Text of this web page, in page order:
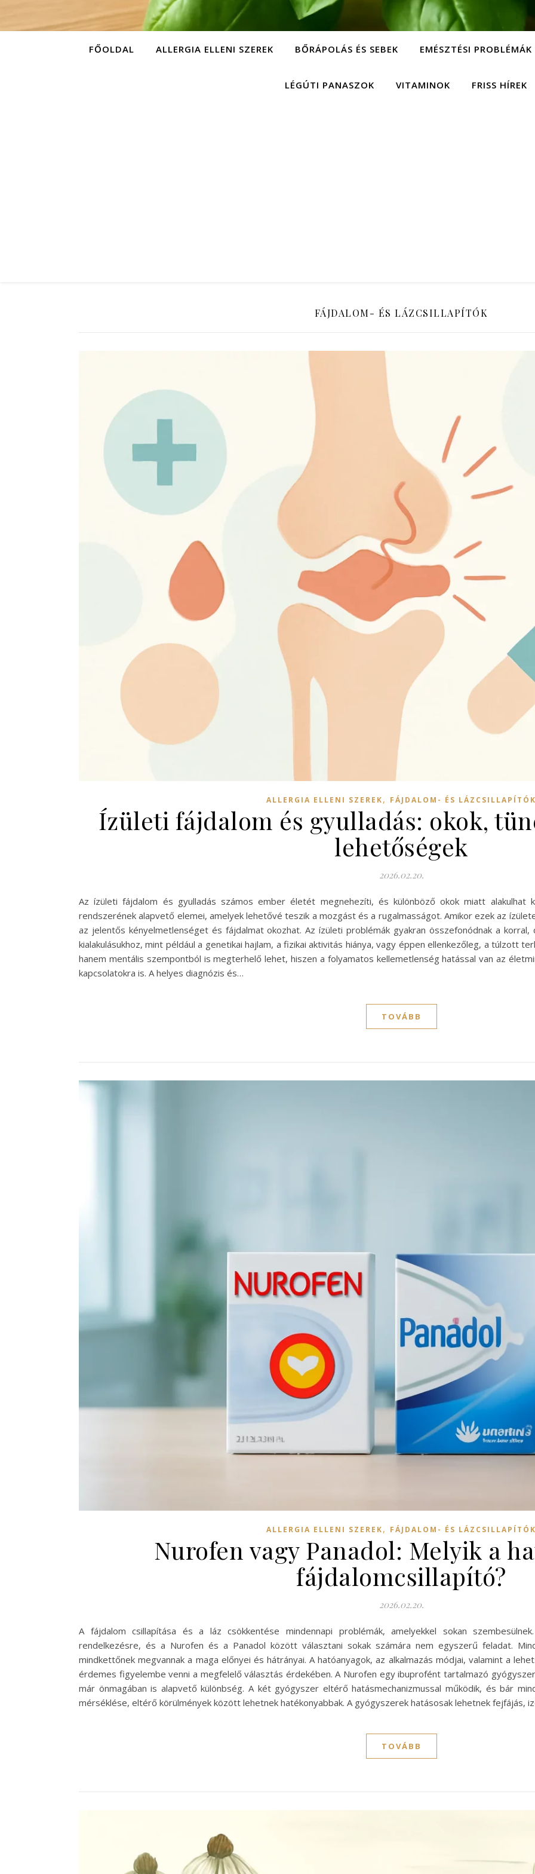
FŐOLDAL ALLERGIA ELLENI SZEREK BŐRÁPOLÁS ÉS SEBEK EMÉSZTÉSI PROBLÉMÁK
LÉGÚTI PANASZOK VITAMINOK FRISS HÍREK
FÁJDALOM- ÉS LÁZCSILLAPÍTÓK
ALLERGIA ELLENI SZEREK, FÁJDALOM- ÉS
Ízületi fájdalom és gyulladás: okok,
lehetőségek
2026.02.20.
Az ízületi fájdalom és gyulladás számos ember életét megnehezíti, és különböző okok miatt
rendszerének alapvető elemei, amelyek lehetővé teszik a mozgást és a rugalmasságot. Amikor ezek az
az jelentős kényelmetlenséget és fájdalmat okozhat. Az ízületi problémák gyakran összefonódnak a
kialakulásukhoz, mint például a genetikai hajlam, a fizikai aktivitás hiánya, vagy éppen ellenkezőleg, a túlzott
hanem mentális szempontból is megterhelő lehet, hiszen a folyamatos kellemetlenség hatással van az
kapcsolatokra is. A helyes diagnózis és…
TOVÁBB
ALLERGIA ELLENI SZEREK, FÁJDALOM- ÉS
Nurofen vagy Panadol: Melyik a
fájdalomcsillapító?
2026.02.20.
A fájdalom csillapítása és a láz csökkentése mindennapi problémák, amelyekkel sokan
rendelkezésre, és a Nurofen és a Panadol között választani sokak számára nem egyszerű feladat.
mindkettőnek megvannak a maga előnyei és hátrányai. A hatóanyagok, az alkalmazás módjai, valamint a
érdemes figyelembe venni a megfelelő választás érdekében. A Nurofen egy ibuprofént tartalmazó
már önmagában is alapvető különbség. A két gyógyszer eltérő hatásmechanizmussal működik, és bár
mérséklése, eltérő körülmények között lehetnek hatékonyabbak. A gyógyszerek hatásosak lehetnek fejfájás,
TOVÁBB